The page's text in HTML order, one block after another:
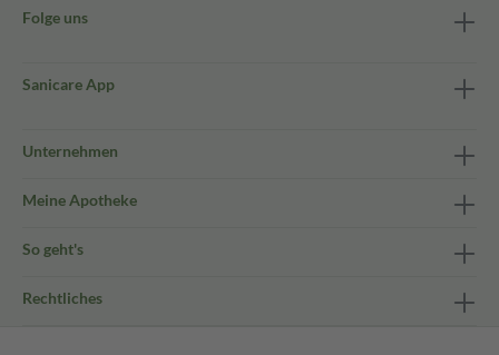
Folge uns
Sanicare App
Unternehmen
Meine Apotheke
So geht's
Rechtliches